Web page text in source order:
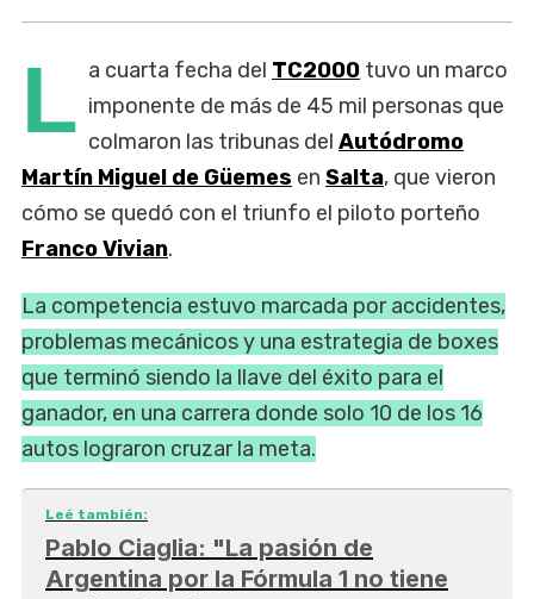
L a cuarta fecha del TC2000 tuvo un marco
imponente de más de 45 mil personas que
colmaron las tribunas del Autódromo
Martín Miguel de Güemes en Salta, que vieron
cómo se quedó con el triunfo el piloto porteño
Franco Vivian.
La competencia estuvo marcada por accidentes,
problemas mecánicos y una estrategia de boxes
que terminó siendo la llave del éxito para el
ganador, en una carrera donde solo 10 de los 16
autos lograron cruzar la meta.
Leé también:
Pablo Ciaglia: "La pasión de
Argentina por la Fórmula 1 no tiene